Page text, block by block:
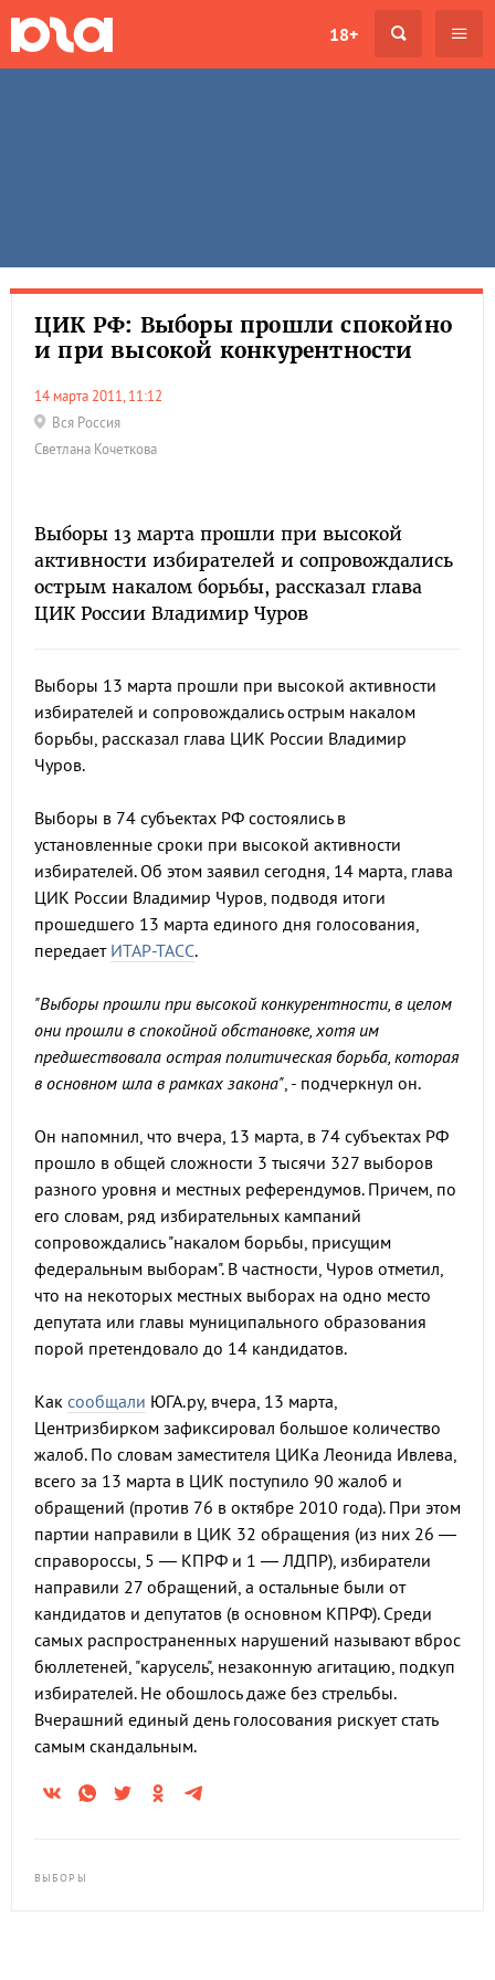
18+
ЦИК РФ: Выборы прошли спокойно
и при высокой конкурентности
14 марта 2011, 11:12
Вся Россия
Светлана Кочеткова
Выборы 13 марта прошли при высокой
активности избирателей и сопровождались
острым накалом борьбы, рассказал глава
ЦИК России Владимир Чуров
Выборы 13 марта прошли при высокой активности
избирателей и сопровождались острым накалом
борьбы, рассказал глава ЦИК России Владимир
Чуров.
Выборы в 74 субъектах РФ состоялись в
установленные сроки при высокой активности
избирателей. Об этом заявил сегодня, 14 марта, глава
ЦИК России Владимир Чуров, подводя итоги
прошедшего 13 марта единого дня голосования,
передает ИТАР-ТАСС.
"Выборы прошли при высокой конкурентности, в целом
они прошли в спокойной обстановке, хотя им
предшествовала острая политическая борьба, которая
в основном шла в рамках закона", - подчеркнул он.
Он напомнил, что вчера, 13 марта, в 74 субъектах РФ
прошло в общей сложности 3 тысячи 327 выборов
разного уровня и местных референдумов. Причем, по
его словам, ряд избирательных кампаний
сопровождались "накалом борьбы, присущим
федеральным выборам". В частности, Чуров отметил,
что на некоторых местных выборах на одно место
депутата или главы муниципального образования
порой претендовало до 14 кандидатов.
Как сообщали ЮГА.ру, вчера, 13 марта,
Центризбирком зафиксировал большое количество
жалоб. По словам заместителя ЦИКа Леонида Ивлева,
всего за 13 марта в ЦИК поступило 90 жалоб и
обращений (против 76 в октябре 2010 года). При этом
партии направили в ЦИК 32 обращения (из них 26 —
справороссы, 5 — КПРФ и 1 — ЛДПР), избиратели
направили 27 обращений, а остальные были от
кандидатов и депутатов (в основном КПРФ). Среди
самых распространенных нарушений называют вброс
бюллетеней, "карусель", незаконную агитацию, подкуп
избирателей. Не обошлось даже без стрельбы.
Вчерашний единый день голосования рискует стать
самым скандальным.
ВЫБОРЫ